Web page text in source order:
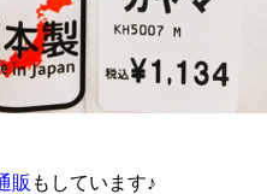
販 もしています♪